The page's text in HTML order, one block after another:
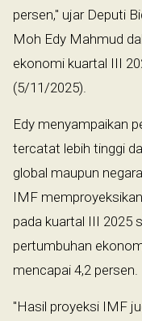
persen," ujar Deputi
Moh Edy Mahmud
ekonomi kuartal III
(5/11/2025).
Edy menyampaikan
tercatat lebih tinggi
global maupun
IMF
pada kuartal III 2025
pertumbuhan
mencapai 4,2 persen.
"Hasil proyeksi IMF